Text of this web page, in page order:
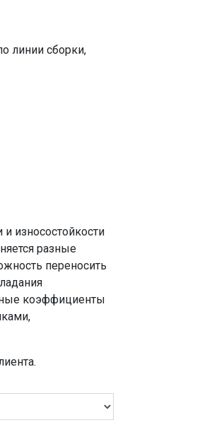
линии сборки,
износостойкости
разные
переносить
коэффициенты